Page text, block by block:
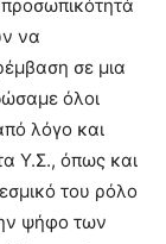
να
σε μια
όλοι
λόγο και
Υ.Σ., όπως και
του ρόλο
ψήφο των